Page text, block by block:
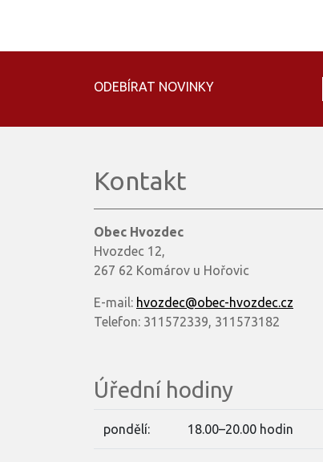
ODEBÍRAT NOVINKY
Kontakt
Obec Hvozdec
Hvozdec 12,
267 62 Komárov u Hořovic
E-mail: hvozdec@obec-hvozdec.cz
Telefon: 311572339, 311573182
Úřední hodiny
pondělí: 18.00–20.00 hodin